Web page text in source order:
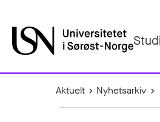
Aktuelt Nyhetsarkiv